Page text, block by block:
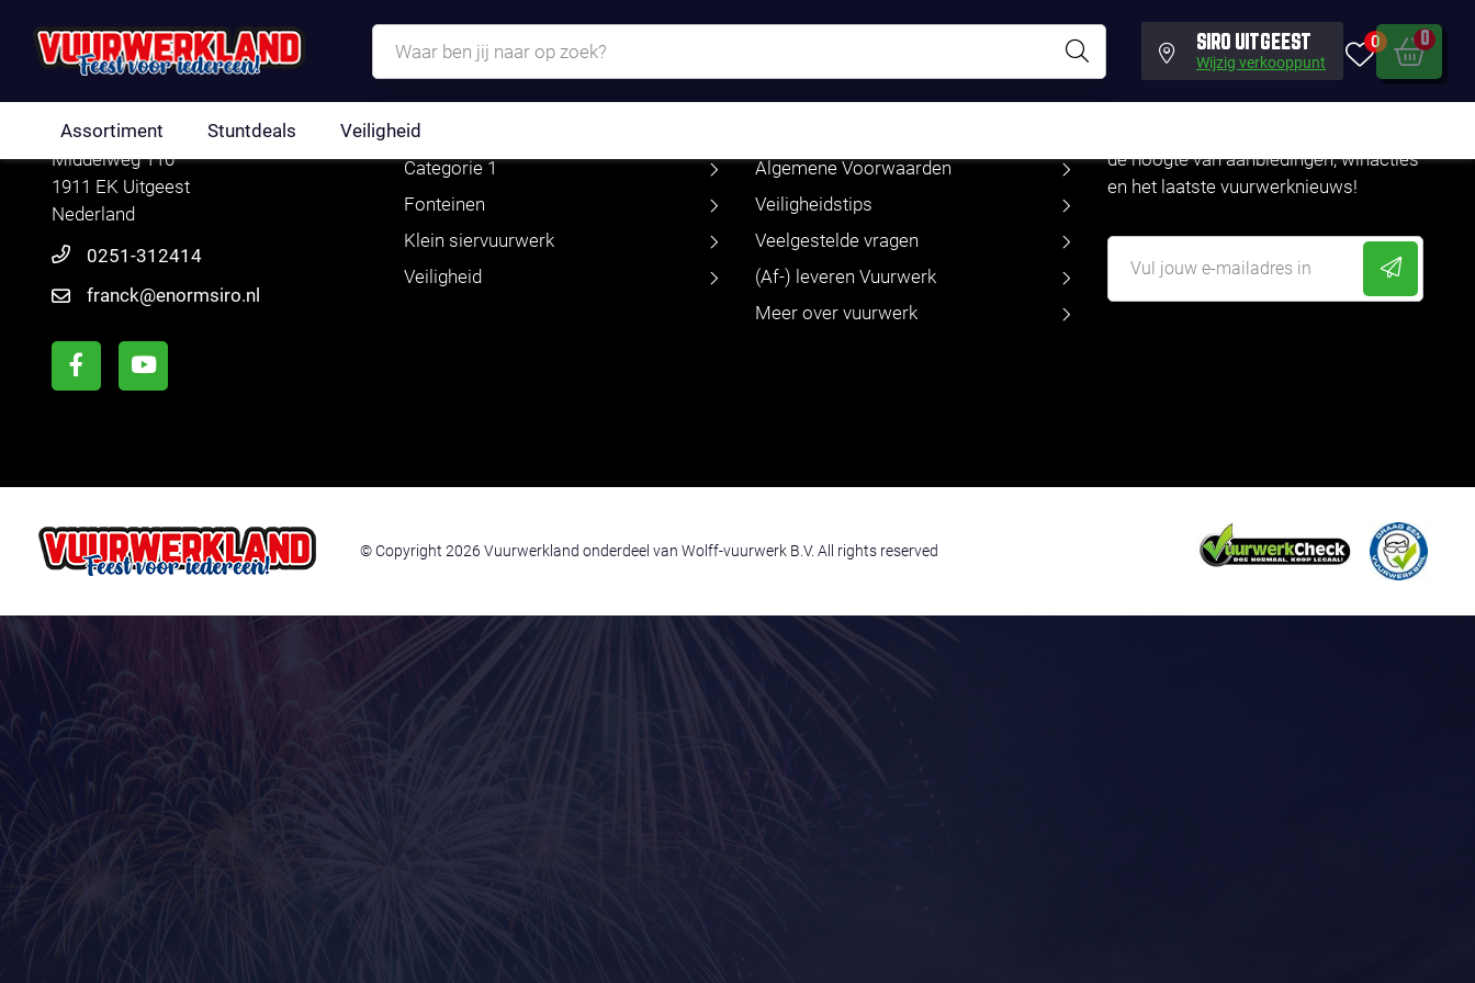
SIRO UITGEEST
Wijzig verkooppunt
0 0
Assortiment Stuntdeals Veiligheid
CONTACT
Siro Uitgeest
Middelweg 110
1911 EK Uitgeest
Nederland
0251-312414
franck@enormsiro.nl
ASSORTIMENT
Assortimentspakketten
Categorie 1
Fonteinen
Klein siervuurwerk
Veiligheid
KLANTENSERVICE
Algemene Voorwaarden
Veiligheidstips
Veelgestelde vragen
(Af-) leveren Vuurwerk
Meer over vuurwerk
NIEUWSBRIEF
de hoogte van aanbiedingen, winacties
en het laatste vuurwerknieuws!
© Copyright 2026 Vuurwerkland onderdeel van Wolff-vuurwerk B.V. All rights reserved